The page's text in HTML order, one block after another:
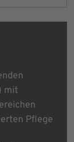
mit
Pflege